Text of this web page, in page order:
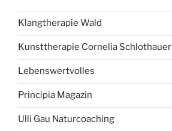
Klangtherapie Wald
Kunsttherapie Cornelia Schlothauer
Lebenswertvolles
Principia Magazin
Ulli Gau Naturcoaching